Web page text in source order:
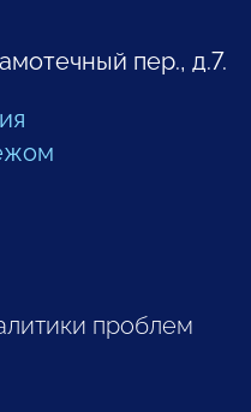
пер., д.7.
проблем